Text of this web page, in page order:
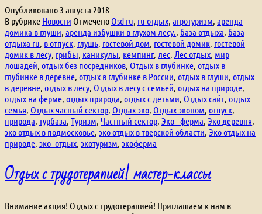
Опубликовано 3 августа 2018
В рубрике Новости Отмечено Osd ru ru отдых агротуризм аренда
домика в глуши аренда избушки в глухом лесу. база отдыха база
отдыха ru в отпуск глушь гостевой дом гостевой домик гостевой
домик в лесу грибы каникулы кемпинг лес Лес отдых мир
лошадей отдых без посредников Отдых в глубинке отдых в
глубинке в деревне отдых в глубинке в России отдых в глуши отдых
в деревне отдых в лесу Отдых в лесу с семьей отдых на природе
отдых на ферме отдых природа отдых с детьми Отдых сайт отдых
семья Отдых часный сектор Отдых эко Отдых эконом отпуск
природа турбаза Туризм Частный сектор Эко - ферма Эко деревня
эко отдых в подмосковье эко отдых в тверской области Эко отдых на
природе эко- отдых экотуризм экоферма
Отдых с трудотерапией! мастер-классы
Внимание акция! Отдых с трудотерапией! Приглашаем к нам в